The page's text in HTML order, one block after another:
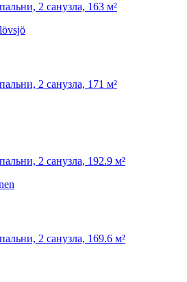
2 санузла, 163 м²
2 санузла, 171 м²
2 санузла, 192.9 м²
2 санузла, 169.6 м²